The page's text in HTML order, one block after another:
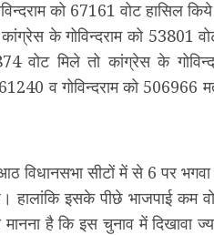
को 67161 वोट हासिल
के गोविन्दराम को 53801
वोट मिले तो कांग्रेस के
व गोविन्दराम को 506966
विधानसभा सीटों में से 6 पर
हालांकि इसके पीछे भाजपाई कम
है कि इस चुनाव में दिखावा